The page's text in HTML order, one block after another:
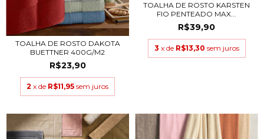
TOALHA DE ROSTO DAKOTA
BUETTNER 400G/M2
R$23,90
2 x de R$11,95 sem juros
TOALHA DE ROSTO KARSTEN
FIO PENTEADO MAX...
R$39,90
3 x de R$13,30 sem juros